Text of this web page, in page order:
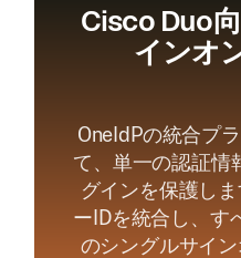
Cisco Duo
インオ
OneIdPの統合プ
て、単一の認証情
グインを保護し
ーIDを統合し、す
のシングルサイ